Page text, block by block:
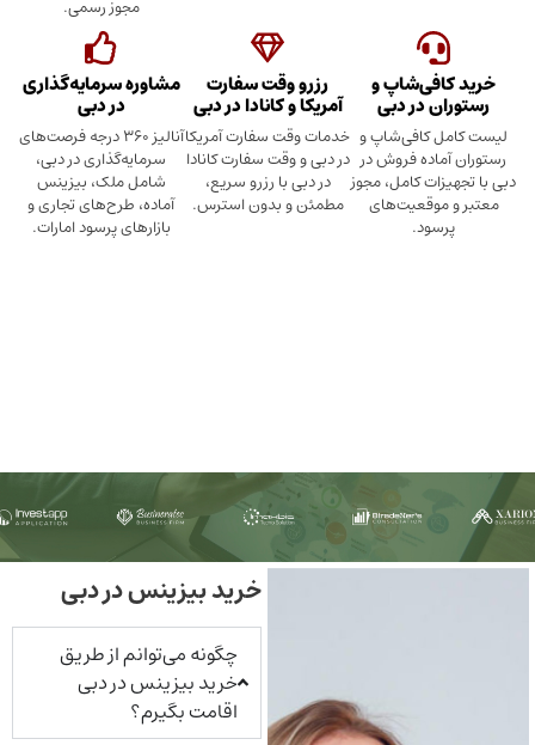
و
در دبی
و
فروش در
کامل، مجوز
رزرو وقت سفارت
آمریکا و کانادا در دبی
خدمات وقت سفارت آمریکا
در دبی و وقت سفارت کانادا
در دبی با رزرو سریع،
مطمئن و بدون استرس.
مشاوره سرمایه‌گذاری
در دبی
آنالیز ۳۶۰ درجه فرصت‌های
سرمایه‌گذاری در دبی،
شامل ملک، بیزینس
آماده، طرح‌های تجاری و
بازارهای پرسود امارات.
خرید بیزینس در دبی
چگونه می‌توانم از طریق
خرید بیزینس در دبی
اقامت بگیرم؟